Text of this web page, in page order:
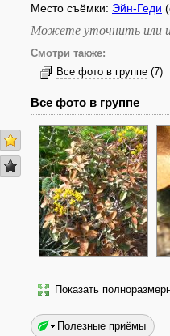
Место съёмки: Эйн-Геди
Можете уточнить или
Смотри также:
Все фото в группе (7)
Все фото в группе
Показать
Полезные приёмы